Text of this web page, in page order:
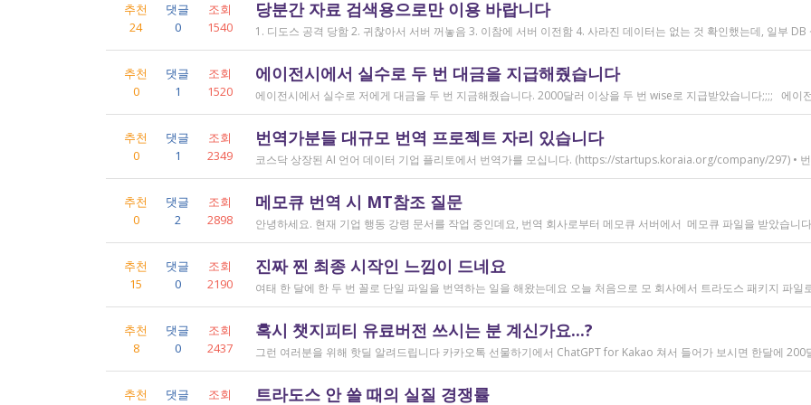
추천
24
댓글
0
조회
1540
당분간 자료 검색용으로만 이용 바랍니다
추천
0
댓글
1
조회
1520
에이전시에서 실수로 두 번 대금을 지급해줬습니다
추천
0
댓글
1
조회
2349
번역가분들 대규모 번역 프로젝트 자리 있습니다
추천
0
댓글
2
조회
2898
메모큐 번역 시 MT참조 질문
추천
15
댓글
0
조회
2190
진짜 찐 최종 시작인 느낌이 드네요
추천
8
댓글
0
조회
2437
혹시 챗지피티 유료버전 쓰시는 분 계신가요...?
추천
댓글
조회
트라도스 안 쓸 때의 실질 경쟁률